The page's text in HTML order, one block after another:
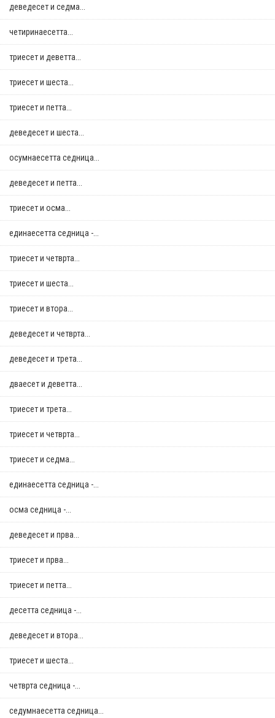
деведесет и седма...
четиринаесетта...
триесет и деветта...
триесет и шеста...
триесет и петта...
деведесет и шеста...
осумнaесетта седница...
деведесет и петта...
триесет и осма...
единаесетта седница -...
триесет и четврта...
триесет и шеста...
триесет и втора...
деведесет и четврта...
деведесет и трета...
дваесет и деветта...
триесет и трета...
триесет и четврта...
триесет и седма...
единаесетта седница -...
осма седница -...
деведесет и прва...
триесет и прва...
триесет и петта...
десетта седница -...
деведесет и втора...
триесет и шеста...
четврта седница -...
седумнаесетта седница...